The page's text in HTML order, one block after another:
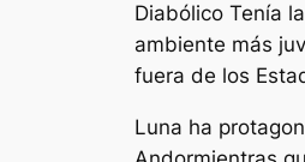
Diabólico Tenía
ambiente más
fuera de los
Luna ha